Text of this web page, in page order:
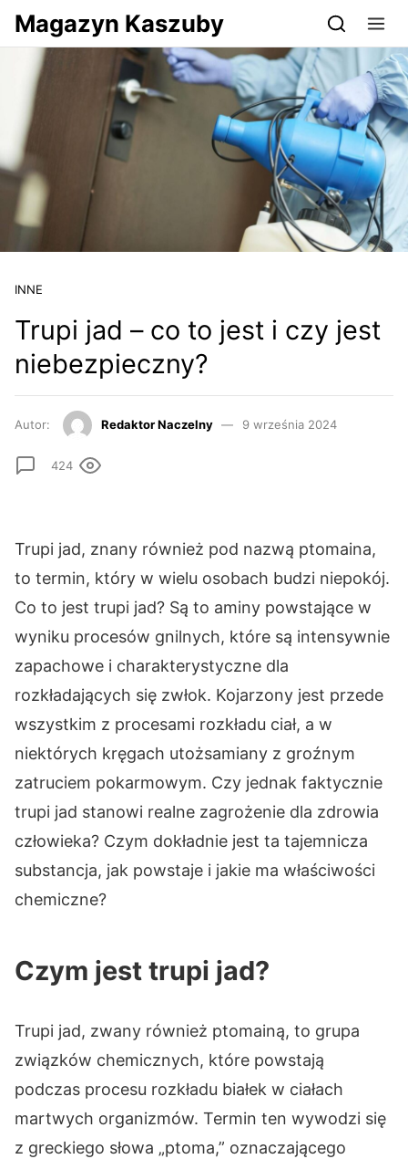
Przejdź do serwisu magazynkaszuby.pl
Magazyn Kaszuby
INNE
Trupi jad – co to jest i czy jest
niebezpieczny?
Autor: Redaktor Naczelny 9 września 2024
424
Trupi jad, znany również pod nazwą ptomaina,
to termin, który w wielu osobach budzi niepokój.
Co to jest trupi jad? Są to aminy powstające w
wyniku procesów gnilnych, które są intensywnie
zapachowe i charakterystyczne dla
rozkładających się zwłok. Kojarzony jest przede
wszystkim z procesami rozkładu ciał, a w
niektórych kręgach utożsamiany z groźnym
zatruciem pokarmowym. Czy jednak faktycznie
trupi jad stanowi realne zagrożenie dla zdrowia
człowieka? Czym dokładnie jest ta tajemnicza
substancja, jak powstaje i jakie ma właściwości
chemiczne?
Czym jest trupi jad?
Trupi jad, zwany również ptomainą, to grupa
związków chemicznych, które powstają
podczas procesu rozkładu białek w ciałach
martwych organizmów. Termin ten wywodzi się
z greckiego słowa „ptoma,” oznaczającego